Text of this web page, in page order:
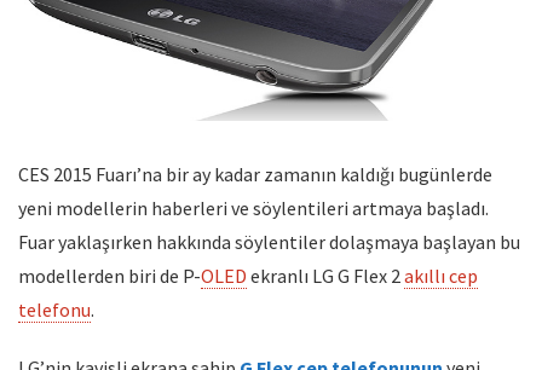
CES 2015 Fuarı’na bir ay kadar zamanın kaldığı bugünlerde
yeni modellerin haberleri ve söylentileri artmaya başladı.
Fuar yaklaşırken hakkında söylentiler dolaşmaya başlayan bu
modellerden biri de P-OLED ekranlı LG G Flex 2 akıllı cep
telefonu.